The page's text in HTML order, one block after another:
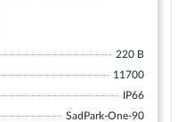
220 В
11700
IP66
SadPark-One-90